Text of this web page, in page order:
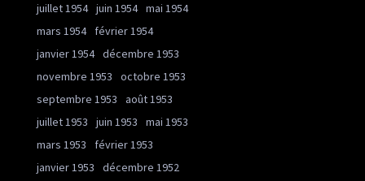
juillet 1954 juin 1954 mai 1954
mars 1954
février 1954
janvier 1954 décembre 1953
novembre 1953
octobre 1953
septembre 1953
août 1953
juillet 1953
juin 1953
mai 1953
mars 1953
février 1953
janvier 1953
décembre 1952